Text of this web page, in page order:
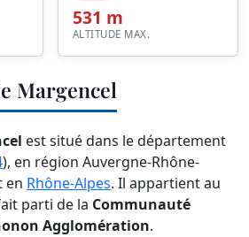
531 m
ALTITUDE MAX.
Margencel
est situé dans le département
), en région Auvergne-Rhône-
en Rhône-Alpes. Il appartient au
parti de la Communauté
Agglomération.